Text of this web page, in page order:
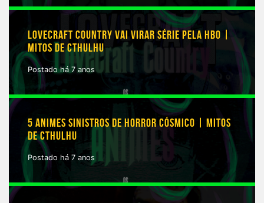
LOVECRAFT COUNTRY VAI VIRAR SÉRIE PELA HBO |
MITOS DE CTHULHU
Postado há 7 anos
5 ANIMES SINISTROS DE HORROR CÓSMICO | MITOS
DE CTHULHU
Postado há 7 anos